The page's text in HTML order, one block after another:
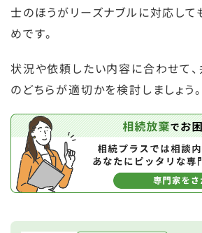
士のほうがリーズナブルに対応して
めです。
状況や依頼したい内容に合わせて
のどちらが適切かを検討しましょう。